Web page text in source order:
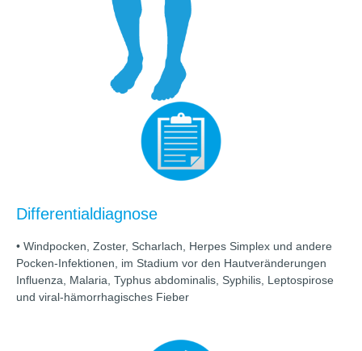
Differentialdiagnose
• Windpocken, Zoster, Scharlach, Herpes Simplex und andere
Pocken-Infektionen, im Stadium vor den Hautveränderungen
Influenza, Malaria, Typhus abdominalis, Syphilis, Leptospirose
und viral-hämorrhagisches Fieber